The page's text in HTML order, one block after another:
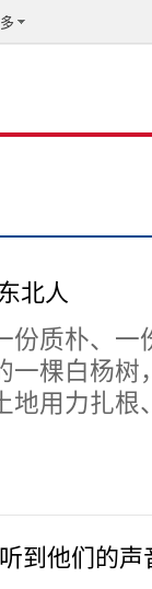
北人
份质朴、
一棵白杨
地用力扎
到他们的声